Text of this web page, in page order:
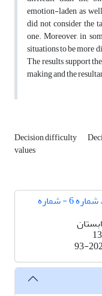
emotion-laden as
did not consider the
one. Moreover, in
situations to be more
The results support
making and the
Decision difficulty
values
دوره 3، شماره 6 - شماره
93-